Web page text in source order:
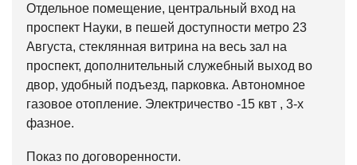
Отдельное помещение, центральный вход на
проспект Науки, в пешей доступности метро 23
Августа, стеклянная витрина на весь зал на
проспект, дополнительный служебный выход во
двор, удобный подъезд, парковка. Автономное
газовое отопление. Электричество -15 квт , 3-х
фазное.
Показ по договоренности.